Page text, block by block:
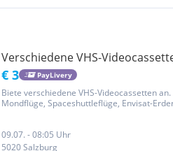
Verschiedene VHS-
€ 3 PayLivery
Biete verschiedene VHS-Videocassetten
Mondflüge, Spaceshuttleflüge, Envisat-
09.07. - 08:05 Uhr
5020 Salzburg